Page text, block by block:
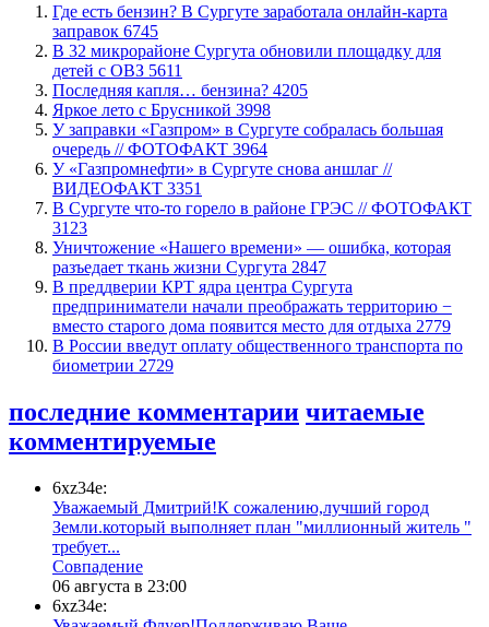
​Где есть бензин? В Сургуте заработала онлайн-карта
заправок 6745
В 32 микрорайоне Сургута обновили площадку для
детей с ОВЗ 5611
​Последняя капля… бензина? 4205
Яркое лето с Брусникой 3998
​У заправки «Газпром» в Сургуте собралась большая
очередь // ФОТОФАКТ 3964
У «Газпромнефти» в Сургуте снова аншлаг //
ВИДЕОФАКТ 3351
​В Сургуте что-то горело в районе ГРЭС // ФОТОФАКТ
3123
​Уничтожение «Нашего времени» — ошибка, которая
разъедает ткань жизни Сургута 2847
​В преддверии КРТ ядра центра Сургута
предприниматели начали преображать территорию −
вместо старого дома появится место для отдыха 2779
В России введут оплату общественного транспорта по
биометрии 2729
последние комментарии читаемые
комментируемые
6xz34e:
Уважаемый Дмитрий!К сожалению,лучший город
Земли.который выполняет план "миллионный житель "
требует...
​Совпадение
06 августа в 23:00
6xz34e: